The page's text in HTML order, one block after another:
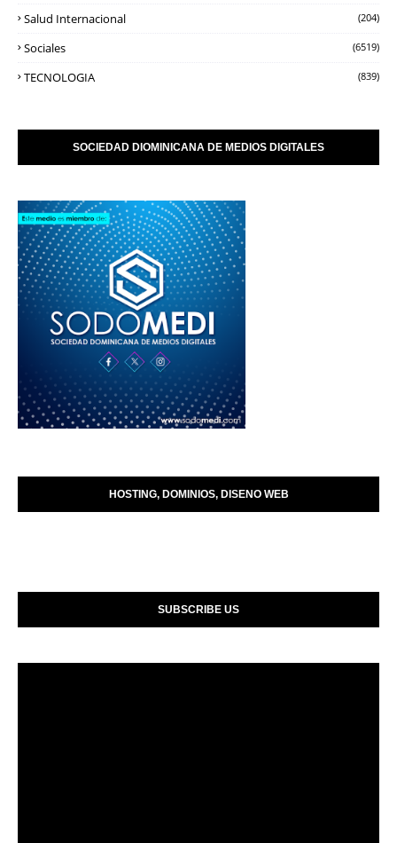
Salud Internacional (204)
Sociales (6519)
TECNOLOGIA (839)
SOCIEDAD DIOMINICANA DE MEDIOS DIGITALES
HOSTING, DOMINIOS, DISENO WEB
SUBSCRIBE US